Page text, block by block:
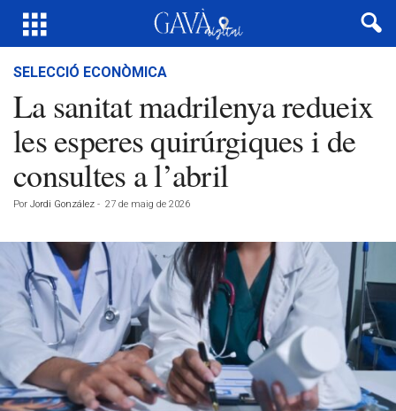
SELECCIÓ ECONÒMICA
La sanitat madrilenya redueix
les esperes quirúrgiques i de
consultes a l’abril
Por Jordi González - 27 de maig de 2026